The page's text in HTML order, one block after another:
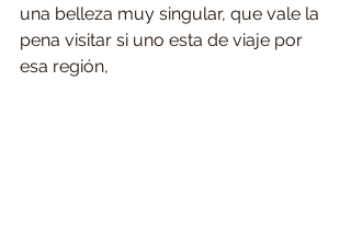
una belleza muy singular, que vale la
pena visitar si uno esta de viaje por
esa región,